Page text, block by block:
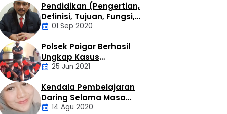
Daerah
Warganya
Artikel
Pendidikan (Pengertian,
Definisi, Tujuan, Fungsi,
dan Jenis Pendidikan)
01 Sep 2020
Daerah
Polsek Poigar Berhasil
Ungkap Kasus
Sekelompok Pemuda
Pencabulan
25 Jun 2021
Kendala Pembelajaran
Daring Selama Masa
Pandemi Covid-19
14 Agu 2020